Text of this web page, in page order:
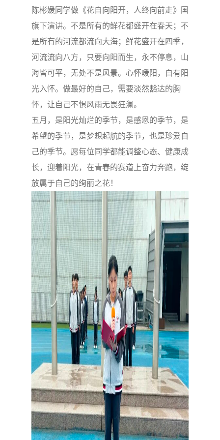
陈彬媛同学做《花自向阳开，人终向前走》国
旗下演讲。不是所有的鲜花都盛开在春天；不
是所有的河流都流向大海；鲜花盛开在四季，
河流流向八方，只要向阳而生，永不停息，山
海皆可平，无处不是风景。心怀暖阳，自有阳
光入怀。做最好的自己，需要淡然豁达的胸
怀，让自己不惧风雨无畏狂澜。
五月，是阳光灿烂的季节，是感恩的季节，是
希望的季节，是梦想起航的季节，也是珍爱自
己的季节。愿每位同学都能调整心态、健康成
长，迎着阳光，在青春的赛道上奋力奔跑，绽
放属于自己的绚丽之花！